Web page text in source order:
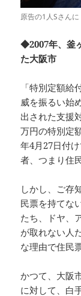
原告の1人Sさん
◆2007年、釜
た大阪市
「特別定額
威を振るい始
出された支援
万円の特別定
年4月27日付
者、つまり住
しかし、ご存
民票を持てな
たち、ドヤ、
が取れない人
な理由で住民
かつて、大阪
に対して、白